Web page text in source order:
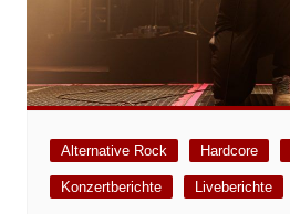
Alternative Rock Hardcore
Konzertberichte Liveberichte